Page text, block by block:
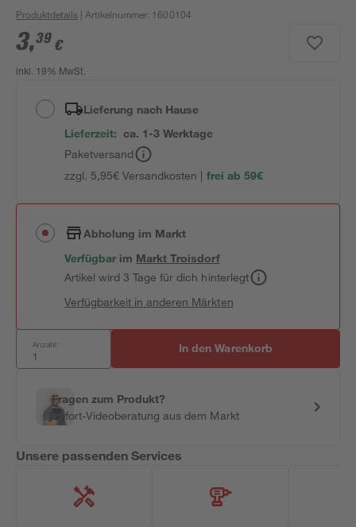
Produktdetails | Artikelnummer: 1600104
3,39 €
inkl. 19% MwSt.
Lieferung nach Hause
Lieferzeit: ca. 1-3 Werktage
Paketversand
zzgl. 5,95€ Versandkosten | frei ab 59€
Abholung im Markt
Verfügbar im MarktTroisdorf
Artikel wird 3 Tage für dich hinterlegt
Verfügbarkeit in anderen Märkten
Anzahl: In den Warenkorb
Fragen zum Produkt?
Sofort-Videoberatung aus dem Markt
Unsere passenden Services